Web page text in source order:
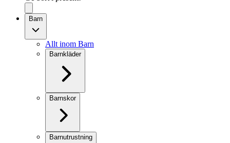
Barn
Allt inom Barn
Barnkläder
Barnskor
Barnutrustning